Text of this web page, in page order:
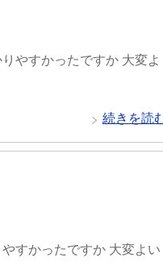
やすかったですか 大変よ
続きを読
すかったですか 大変よい